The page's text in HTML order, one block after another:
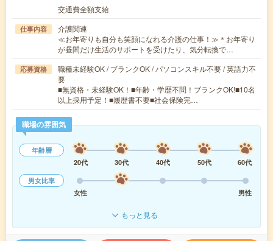
交通費全額支給
仕事内容
介護関連
≪お年寄りも自分も笑顔になれる介護の仕事！≫＊お年寄り
が昼間だけ生活のサポートを受けたり、気分転換で…
応募資格
職種未経験OK / ブランクOK / パソコンスキル不要 / 英語力不
要
■無資格・未経験OK！■年齢・学歴不問！ブランクOK!■10名
以上採用予定！■履歴書不要■社会保険完…
職場の雰囲気
年齢層
20代
30代 40代 50代
60代
男女比率
女性
男性
もっと見る